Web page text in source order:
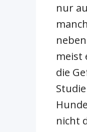
nur
meist
die
nicht